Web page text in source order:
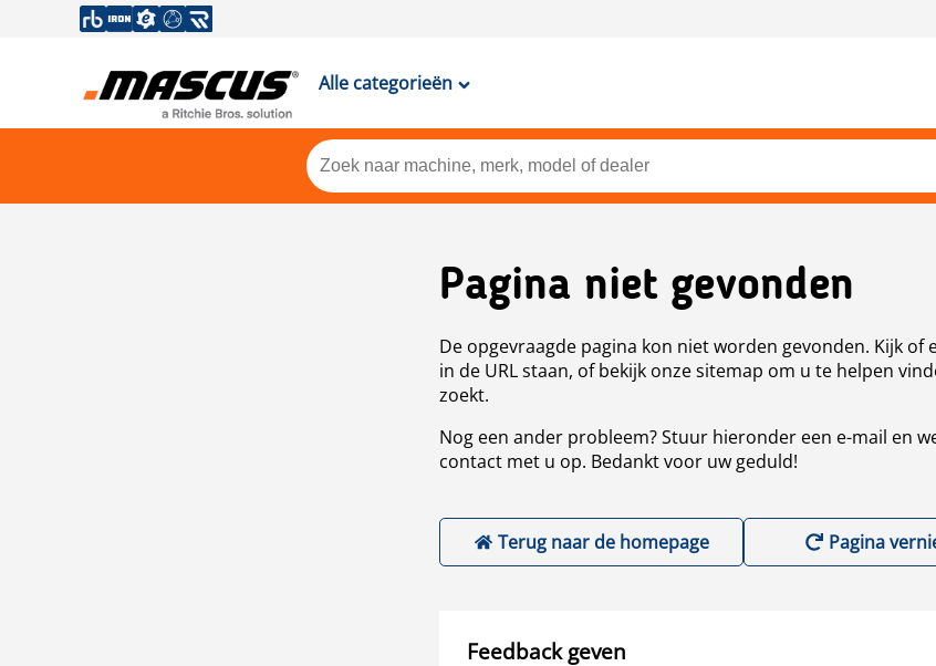
Alle categorieën
Pagina niet gevonden
De opgevraagde pagina kon niet worden gevonden. Kijk of
in de URL staan, of bekijk onze sitemap om u te helpen
zoekt.
Nog een ander probleem? Stuur hieronder een e-mail en
contact met u op. Bedankt voor uw geduld!
Terug naar de homepage Pagina
Feedback geven